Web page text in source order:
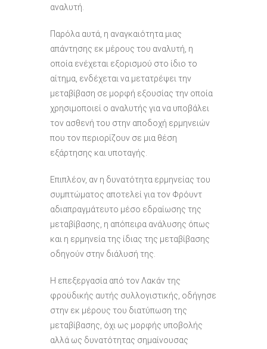
αναλυτή.
Παρόλα αυτά, η αναγκαιότητα μιας
απάντησης εκ μέρους του αναλυτή, η
οποία ενέχεται εξορισμού στο ίδιο το
αίτημα, ενδέχεται να μετατρέψει την
μεταβίβαση σε μορφή εξουσίας την οποία
χρησιμοποιεί ο αναλυτής για να υποβάλει
τον ασθενή του στην αποδοχή ερμηνειών
που τον περιορίζουν σε μια θέση
εξάρτησης και υποταγής.
Επιπλέον, αν η δυνατότητα ερμηνείας του
συμπτώματος αποτελεί για τον Φρόυντ
αδιαπραγμάτευτο μέσο εδραίωσης της
μεταβίβασης, η απόπειρα ανάλυσης όπως
και η ερμηνεία της ίδιας της μεταβίβασης
οδηγούν στην διάλυσή της.
Η επεξεργασία από τον Λακάν της
φροϋδικής αυτής συλλογιστικής, οδήγησε
στην εκ μέρους του διατύπωση της
μεταβίβασης, όχι ως μορφής υποβολής
αλλά ως δυνατότητας σημαίνουσας